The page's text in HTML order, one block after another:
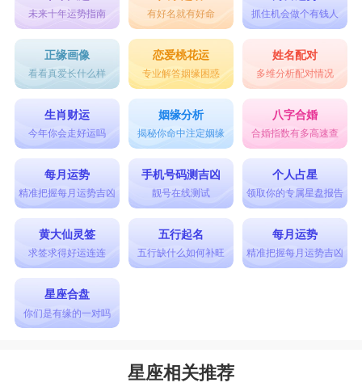
未来十年运势指南 有好名就有好命 抓住机会做个有钱人
正缘画像
看看真爱长什么样
恋爱桃花运
专业解答姻缘困惑
姓名配对
多维分析配对情况
生肖财运
今年你会走好运吗
姻缘分析
揭秘你命中注定姻缘
八字合婚
合婚指数有多高速查
每月运势
精准把握每月运势吉凶
手机号码测吉凶
靓号在线测试
个人占星
领取你的专属星盘报告
黄大仙灵签
求签求得好运连连
五行起名
五行缺什么如何补旺
每月运势
精准把握每月运势吉凶
星座合盘
你们是有缘的一对吗
星座相关推荐